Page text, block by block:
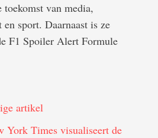
toekomst van media,
en sport. Daarnaast is ze
F1 Spoiler Alert Formule
artikel
York Times visualiseert de